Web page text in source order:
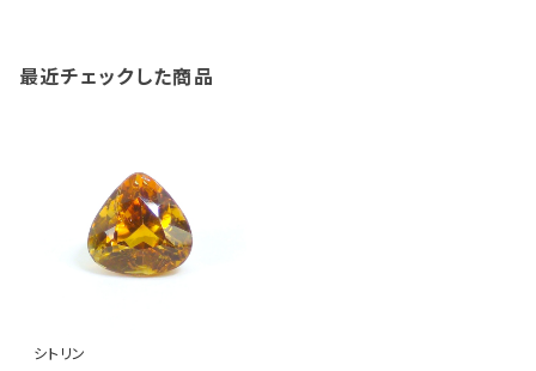
最近チェックした商品
シトリン